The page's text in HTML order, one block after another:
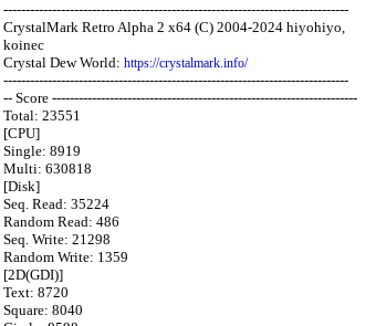
------------------------------------------------------------------------------
CrystalMark Retro Alpha 2 x64 (C) 2004-2024 hiyohiyo,
koinec
Crystal Dew World: https://crystalmark.info/
------------------------------------------------------------------------------
-- Score ---------------------------------------------------------------------
Total: 23551
[CPU]
Single: 8919
Multi: 630818
[Disk]
Seq. Read: 35224
Random Read: 486
Seq. Write: 21298
Random Write: 1359
[2D(GDI)]
Text: 8720
Square: 8040